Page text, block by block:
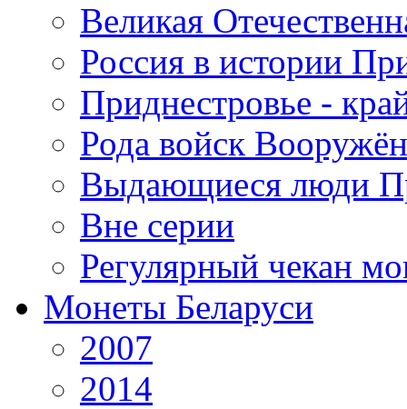
Великая
Россия в истории
Приднестровье -
Рода войск
Выдающиеся люди
Вне серии
Регулярный чекан
Монеты Беларуси
2007
2014